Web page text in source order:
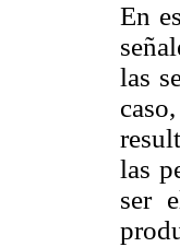
En
las
las
ser